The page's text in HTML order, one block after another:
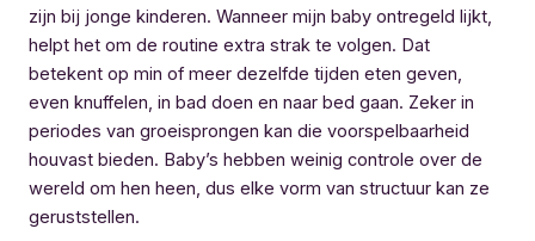
zijn bij jonge kinderen. Wanneer mijn baby ontregeld lijkt,
helpt het om de routine extra strak te volgen. Dat
betekent op min of meer dezelfde tijden eten geven,
even knuffelen, in bad doen en naar bed gaan. Zeker in
periodes van groeisprongen kan die voorspelbaarheid
houvast bieden. Baby’s hebben weinig controle over de
wereld om hen heen, dus elke vorm van structuur kan ze
geruststellen.